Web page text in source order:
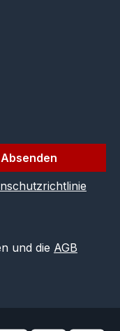
Absenden
und die AGB